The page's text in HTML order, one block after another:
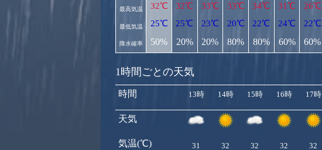
最高気温
最低気温
降水確率
32℃
25℃
50%
32℃
25℃
20%
33℃
23℃
20%
33℃
20℃
80%
34℃
22℃
80%
31℃
24℃
60%
26℃
22℃
60%
1時間ごとの天気
時間
天気
気温(℃)
13時 14時 15時 16時 17時
31 32 32 32 32